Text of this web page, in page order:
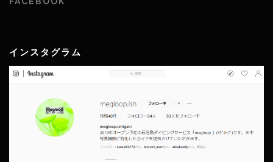
インスタグラム